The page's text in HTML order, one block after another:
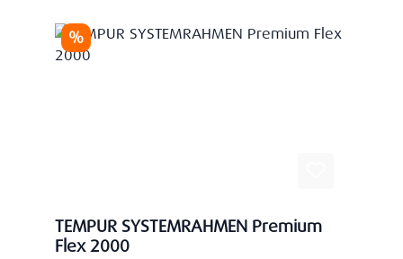
Rabatt
%
TEMPUR SYSTEMRAHMEN Premium
Flex 2000